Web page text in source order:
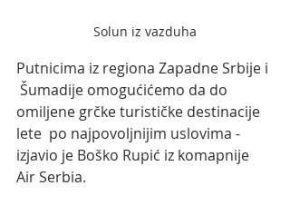
Solun iz vazduha
Putnicima iz regiona Zapadne Srbije i
Šumadije omogućićemo da do
omiljene grčke turističke destinacije
lete  po najpovoljnijim uslovima -
izjavio je Boško Rupić iz komapnije
Air Serbia.